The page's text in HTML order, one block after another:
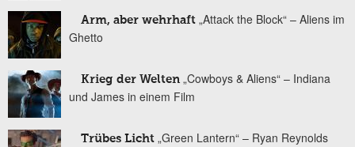
Arm, aber wehrhaft „Attack the Block“ – Aliens im
Ghetto
Krieg der Welten „Cowboys & Aliens“ – Indiana
und James in einem Film
Trübes Licht „Green Lantern“ – Ryan Reynolds